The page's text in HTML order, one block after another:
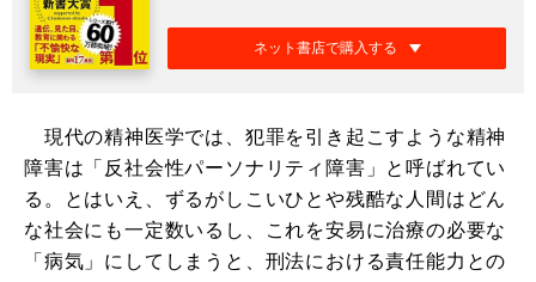
ネット書店で購入する
現代の精神医学では、犯罪を引き起こすような精神
障害は「反社会性パーソナリティ障害」と呼ばれてい
る。とはいえ、ずるがしこいひとや残酷な人間はどん
な社会にも一定数いるし、これを安易に治療の必要な
「病気」にしてしまうと、刑法における責任能力との